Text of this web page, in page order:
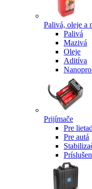
Palivá, oleje a
Palivá
Mazivá
Oleje
Aditíva
Prijímače
Pre
Pre autá